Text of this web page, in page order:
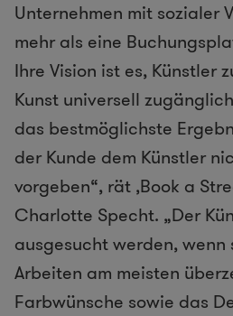
Unternehmen mit sozialer
mehr als eine
Ihre Vision ist es, Künstler
Kunst universell
das bestmöglichste
der Kunde dem Künstler
vorgeben“, rät ‚Book a
Charlotte Specht. „Der
ausgesucht werden, wenn
Arbeiten am meisten
Farbwünsche sowie das